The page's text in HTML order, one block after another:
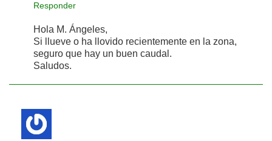
Responder
Hola M. Ángeles,
Si llueve o ha llovido recientemente en la zona,
seguro que hay un buen caudal.
Saludos.